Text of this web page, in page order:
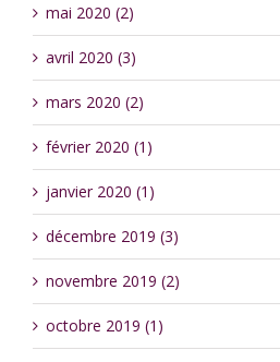
mai 2020 (2)
avril 2020 (3)
mars 2020 (2)
février 2020 (1)
janvier 2020 (1)
décembre 2019 (3)
novembre 2019 (2)
octobre 2019 (1)